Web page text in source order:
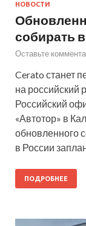
НОВОСТИ
собирать
Оставьте
Cerato станет
на российский
Российский
«Автотор» в
обновленного
в России
ПОДРОБНЕЕ